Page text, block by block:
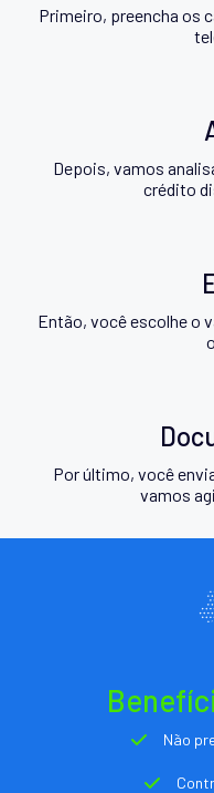
Primeiro, preencha os
Depois, vamos
crédito
Então, você escolhe o
Por último, você
vamos
Não